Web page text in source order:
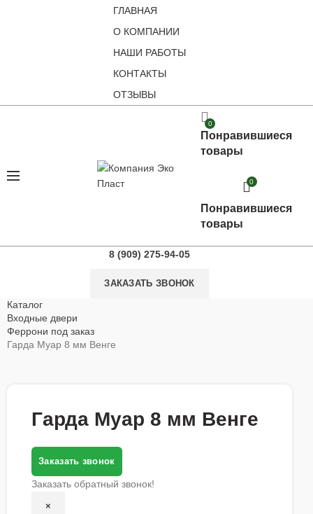
ГЛАВНАЯ
О КОМПАНИИ
НАШИ РАБОТЫ
КОНТАКТЫ
ОТЗЫВЫ
0
Понравившиеся
товары
0
Понравившиеся
товары
8 (909) 275-94-05
ЗАКАЗАТЬ ЗВОНОК
Каталог
Входные двери
Феррони под заказ
Гарда Муар 8 мм Венге
Гарда Муар 8 мм Венге
Заказать звонок
Заказать обратный звонок!
×